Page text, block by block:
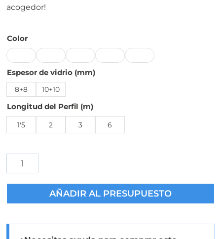
acogedor!
Color
Espesor de vidrio (mm)
8+8 10+10
Longitud del Perfil (m)
1'5 2 3 6
Marquesina
para
Vidrio
cantidad
AÑADIR AL PRESUPUESTO